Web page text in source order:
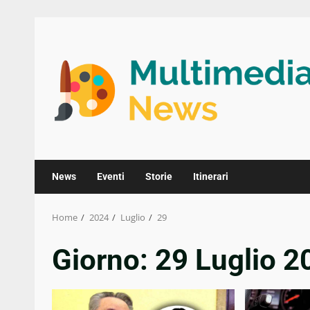
content
News Eventi Storie Itinerari
Home 2024 Luglio 29
Giorno: 29 Luglio